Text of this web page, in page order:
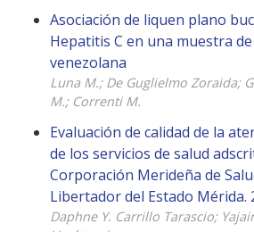
Asociación de liquen plano
Hepatitis C en una muestra
venezolana
Luna M.; De Guglielmo Zoraida;
M.; Correnti M.
Evaluación de calidad de la
de los servicios de salud
Corporación Merideña de
Libertador del Estado Mérida.
Daphne Y. Carrillo Tarascio;